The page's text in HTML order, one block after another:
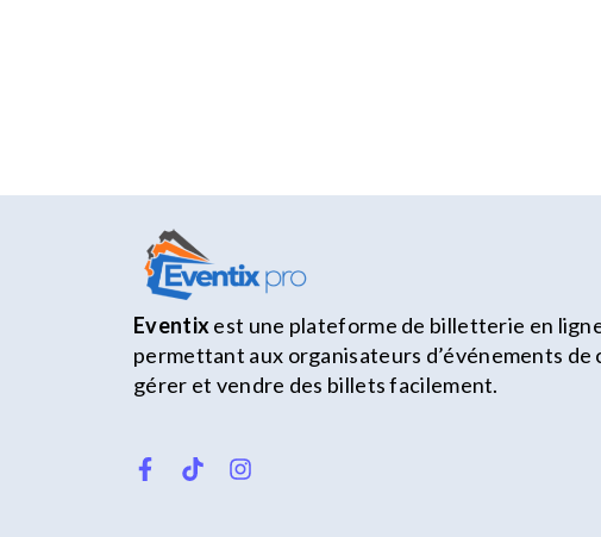
Eventixest une plateforme de billetterie en
permettant aux organisateurs d’événements de
gérer et vendre des billets facilement.
F
a
T
i
I
n